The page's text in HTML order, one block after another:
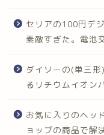
セリアの100円デ
素敵すぎた。電池
ダイソーの(単三
るリチウムイオン
お気に入りのヘッ
ョップの商品で解